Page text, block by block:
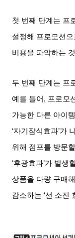
첫 번째 단계는 프
설정해 프로모션
비용을 파악하는
두 번째 단계는 프
예를 들어 , 프로모
가능한 다른 아이
‘자기잠식효과’가
위해 점포를 방문
‘후광효과’가 발생
상품을 다량 구매
감소하는 ‘선 소진